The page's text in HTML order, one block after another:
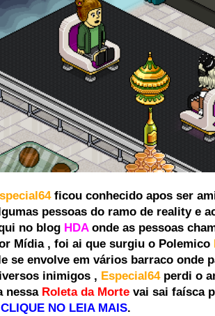
ficou conhecido apos ser
pessoas do ramo de reality e
no blog HDA onde as pessoas
Mídia , foi ai que surgiu o Polemico
se envolve em vários barraco onde
inimigos , Especial64 perdi o
nessa Roleta da Morte vai sai faísca
CLIQUE NO LEIA MAIS.